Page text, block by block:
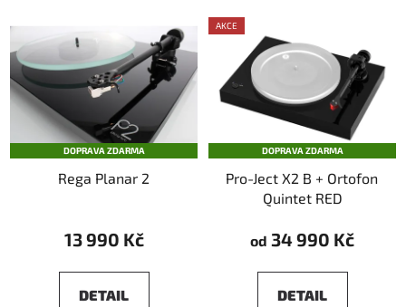
DOPRAVA ZDARMA
Rega Planar 2
13 990 Kč
DETAIL
AKCE
DOPRAVA ZDARMA
Pro-Ject X2 B + Ortofon
Quintet RED
od 34 990 Kč
DETAIL